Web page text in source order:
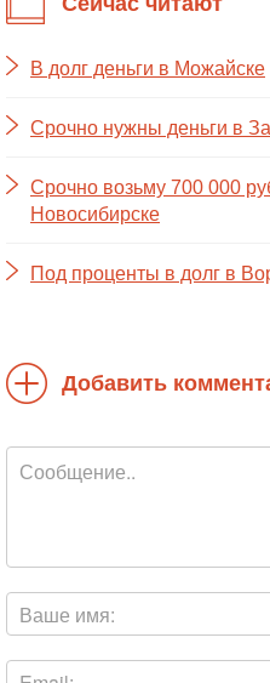
В долг деньги в Можайске
Срочно нужны деньги в
Срочно возьму 700 000
Новосибирске
Под проценты в долг в
Добавить